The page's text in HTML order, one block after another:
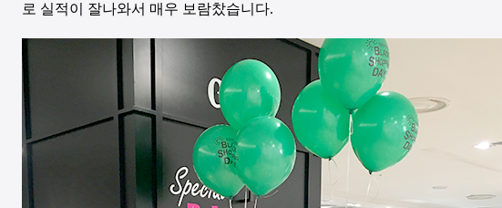
로 실적이 잘나와서 매우 보람찼습니다.